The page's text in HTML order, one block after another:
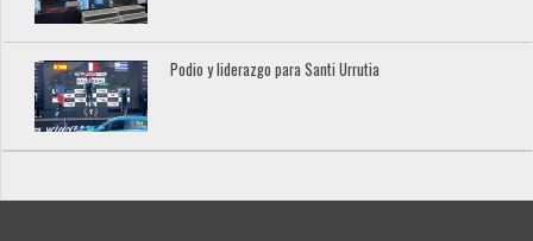
Podio y liderazgo para Santi Urrutia